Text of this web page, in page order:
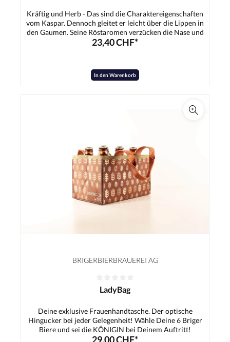
Kräftig und Herb - Das sind die Charaktereigenschaften
vom Kaspar. Dennoch gleitet er leicht über die Lippen in
den Gaumen. Seine Röstaromen verzücken die Nase und
den Gaumen. Der Kaspar passt hervorragend zu deftigem
23,40 CHF*
In den Warenkorb
BRIGERBIERBRAUEREI AG
LadyBag
Deine exklusive Frauenhandtasche. Der optische
Hingucker bei jeder Gelegenheit! Wähle Deine 6 Briger
Biere und sei die KÖNIGIN bei Deinem Auftritt!
29,00 CHF*